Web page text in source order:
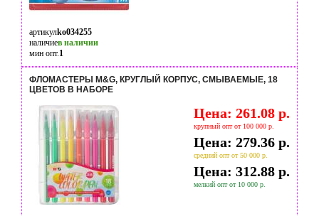
артикулko034255
наличиев наличии
мин опт.1
ФЛОМАСТЕРЫ M&G, КРУГЛЫЙ КОРПУС, СМЫВАЕМЫЕ, 18
ЦВЕТОВ В НАБОРЕ
Цена: 261.08 р.
крупный опт от 100 000 р.
Цена: 279.36 р.
средний опт от 50 000 р.
Цена: 312.88 р.
мелкий опт от 10 000 р.